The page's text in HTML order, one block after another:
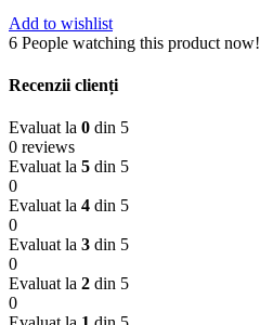
Add to wishlist
6 People watching this product now!
Recenzii clienți
Evaluat la 0 din 5
0 reviews
Evaluat la 5 din 5
0
Evaluat la 4 din 5
0
Evaluat la 3 din 5
0
Evaluat la 2 din 5
0